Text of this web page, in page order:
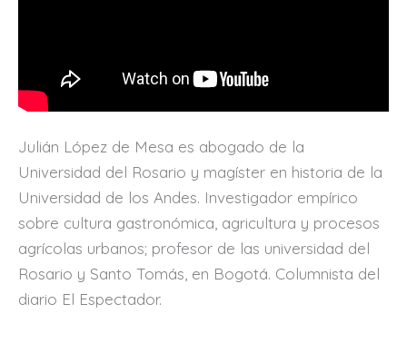
Julián López de Mesa es abogado de la
Universidad del Rosario y magíster en historia de la
Universidad de los Andes. Investigador empírico
sobre cultura gastronómica, agricultura y procesos
agrícolas urbanos; profesor de las universidad del
Rosario y Santo Tomás, en Bogotá. Columnista del
diario El Espectador.